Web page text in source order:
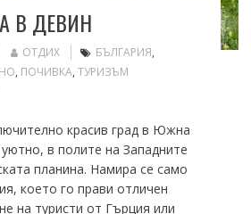
В ДЕВИН
ОТДИХ БЪЛГАРИЯ,
, ПОЧИВКА, ТУРИЗЪМ
красив град в Южна
в полите на Западните
планина. Намира се само
което го прави отличен
на туристи от Гърция или